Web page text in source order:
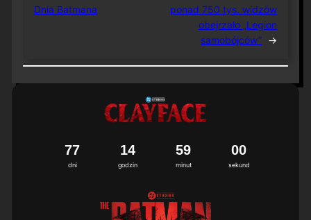
Dnia Batmana
ponad 750 tys. widzów
obejrzało „Legion
samobójców” →
dni
77
godzin
14
minut
58
9 sekund
5
0
9
0